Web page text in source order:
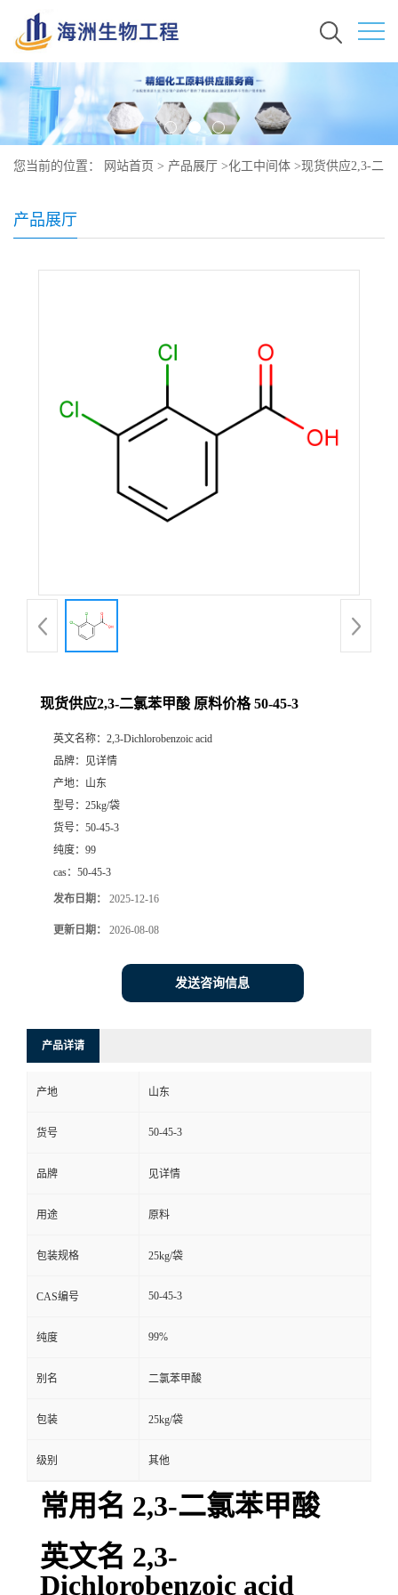
您当前的位置： 网站首页 > 产品展厅 >化工中间体 >现货供应2,3-二
产品展厅
现货供应2,3-二氯苯甲酸 原料价格 50-45-3
英文名称： 2,3-Dichlorobenzoic acid
品牌：
见详情
产地： 山东
型号： 25kg/袋
货号： 50-45-3
纯度： 99
cas： 50-45-3
发布日期： 2025-12-16
更新日期： 2026-08-08
发送咨询信息
产品详请
产地 山东
货号 50-45-3
品牌 见详情
用途 原料
包装规格 25kg/袋
CAS编号 50-45-3
纯度 99%
别名 二氯苯甲酸
包装 25kg/袋
级别 其他
常用名 2,3-二氯苯甲酸
英文名 2,3-
Dichlorobenzoic acid